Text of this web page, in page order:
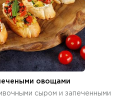
овощами
сыром и запеченными